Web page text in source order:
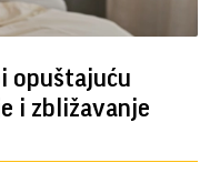
opuštajuću
i zbližavanje